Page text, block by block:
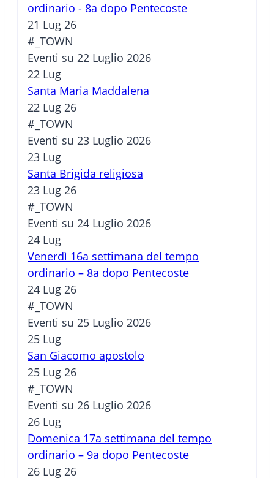
ordinario - 8a dopo Pentecoste
21 Lug 26
#_TOWN
Eventi su 22 Luglio 2026
22 Lug
Santa Maria Maddalena
22 Lug 26
#_TOWN
Eventi su 23 Luglio 2026
23 Lug
Santa Brigida religiosa
23 Lug 26
#_TOWN
Eventi su 24 Luglio 2026
24 Lug
Venerdì 16a settimana del tempo
ordinario – 8a dopo Pentecoste
24 Lug 26
#_TOWN
Eventi su 25 Luglio 2026
25 Lug
San Giacomo apostolo
25 Lug 26
#_TOWN
Eventi su 26 Luglio 2026
26 Lug
Domenica 17a settimana del tempo
ordinario – 9a dopo Pentecoste
26 Lug 26